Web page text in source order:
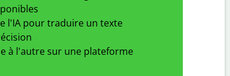
l'IA pour traduire un texte
à l'autre sur une plateforme